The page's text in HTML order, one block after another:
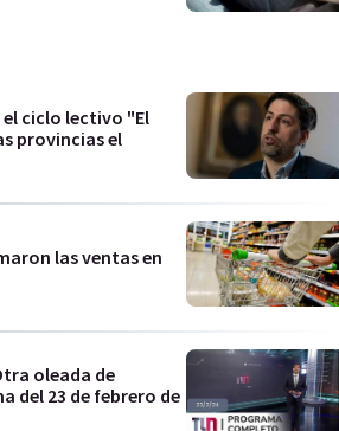
ciclo lectivo "El
provincias el
las ventas en
oleada de
del 23 de febrero de